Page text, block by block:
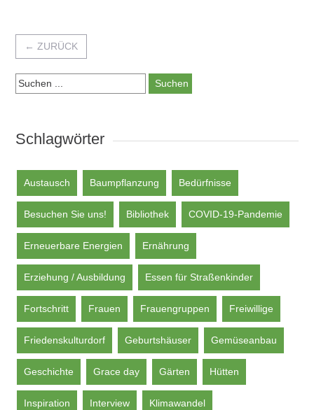
← ZURÜCK
Suchen:
Schlagwörter
Austausch Baumpflanzung Bedürfnisse
Besuchen Sie uns! Bibliothek COVID-19-Pandemie
Erneuerbare Energien Ernährung
Erziehung / Ausbildung Essen für Straßenkinder
Fortschritt Frauen Frauengruppen Freiwillige
Friedenskulturdorf Geburtshäuser Gemüseanbau
Geschichte Grace day Gärten Hütten
Inspiration Interview Klimawandel